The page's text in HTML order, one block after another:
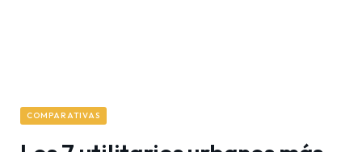
COMPARATIVAS